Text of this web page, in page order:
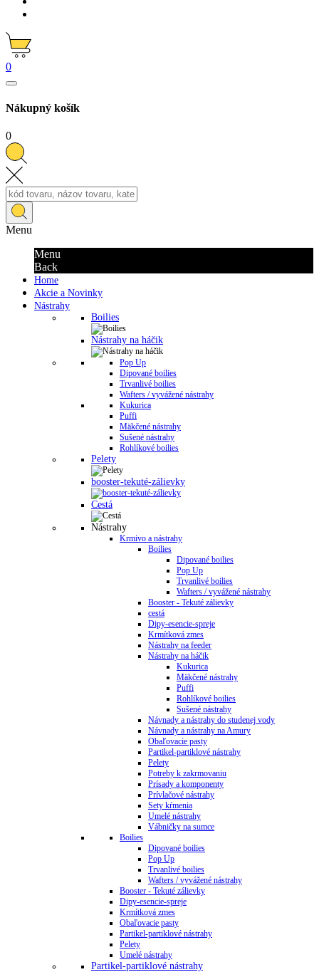
0
Nákupný košík
0
Menu
Menu
Back
Home
Akcie a Novinky
Nástrahy
Boilies
Nástrahy na háčik
Pop Up
Dipované boilies
Trvanlivé boilies
Wafters / vyvážené nástrahy
Kukurica
Puffi
Mäkčené nástrahy
Sušené nástrahy
Rohlíkové boilies
Pelety
booster-tekuté-zálievky
Cestá
Nástrahy
Krmivo a nástrahy
Boilies
Dipované boilies
Pop Up
Trvanlivé boilies
Wafters / vyvážené nástrahy
Booster - Tekuté zálievky
cestá
Dipy-esencie-spreje
Krmítková zmes
Nástrahy na feeder
Nástrahy na háčik
Kukurica
Mäkčené nástrahy
Puffi
Rohlíkové boilies
Sušené nástrahy
Návnady a nástrahy do studenej vody
Návnady a nástrahy na Amury
Obaľovacie pasty
Partikel-partiklové nástrahy
Pelety
Potreby k zakrmovaniu
Prísady a komponenty
Prívlačové nástrahy
Sety kŕmenia
Umelé nástrahy
Vábničky na sumce
Boilies
Dipované boilies
Pop Up
Trvanlivé boilies
Wafters / vyvážené nástrahy
Booster - Tekuté zálievky
Dipy-esencie-spreje
Krmítková zmes
Obaľovacie pasty
Partikel-partiklové nástrahy
Pelety
Umelé nástrahy
Partikel-partiklové nástrahy